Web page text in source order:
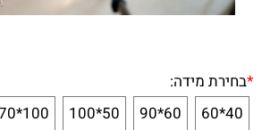
*בחירת מידה:
40*60
60*90
50*100
100*70